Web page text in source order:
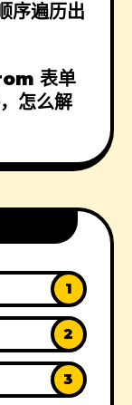
序遍历出
表单
怎么解
1
2
3